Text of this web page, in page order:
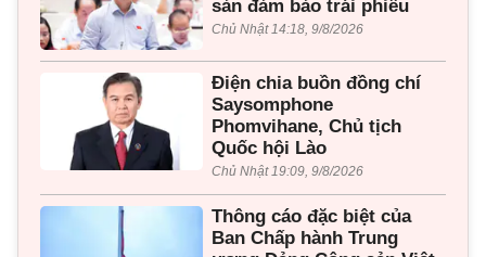
sản đảm bảo trái phiếu
Chủ Nhật 14:18, 9/8/2026
Điện chia buồn đồng chí
Saysomphone
Phomvihane, Chủ tịch
Quốc hội Lào
Chủ Nhật 19:09, 9/8/2026
Thông cáo đặc biệt của
Ban Chấp hành Trung